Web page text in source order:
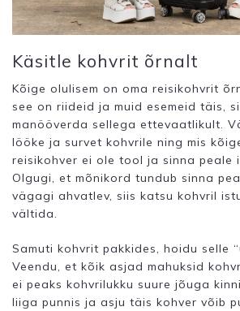
Käsitle kohvrit õrnalt
Kõige olulisem on oma reisikohvrit
see on riideid ja muid esemeid täis,
manööverda sellega ettevaatlikult.
lööke ja survet kohvrile ning mis
reisikohver ei ole tool ja sinna peale
Olgugi, et mõnikord tundub sinna
vägagi ahvatlev, siis katsu kohvril
vältida.
Samuti kohvrit pakkides, hoidu selle
Veendu, et kõik asjad mahuksid
ei peaks kohvrilukku suure jõuga
liiga punnis ja asju täis kohver võib